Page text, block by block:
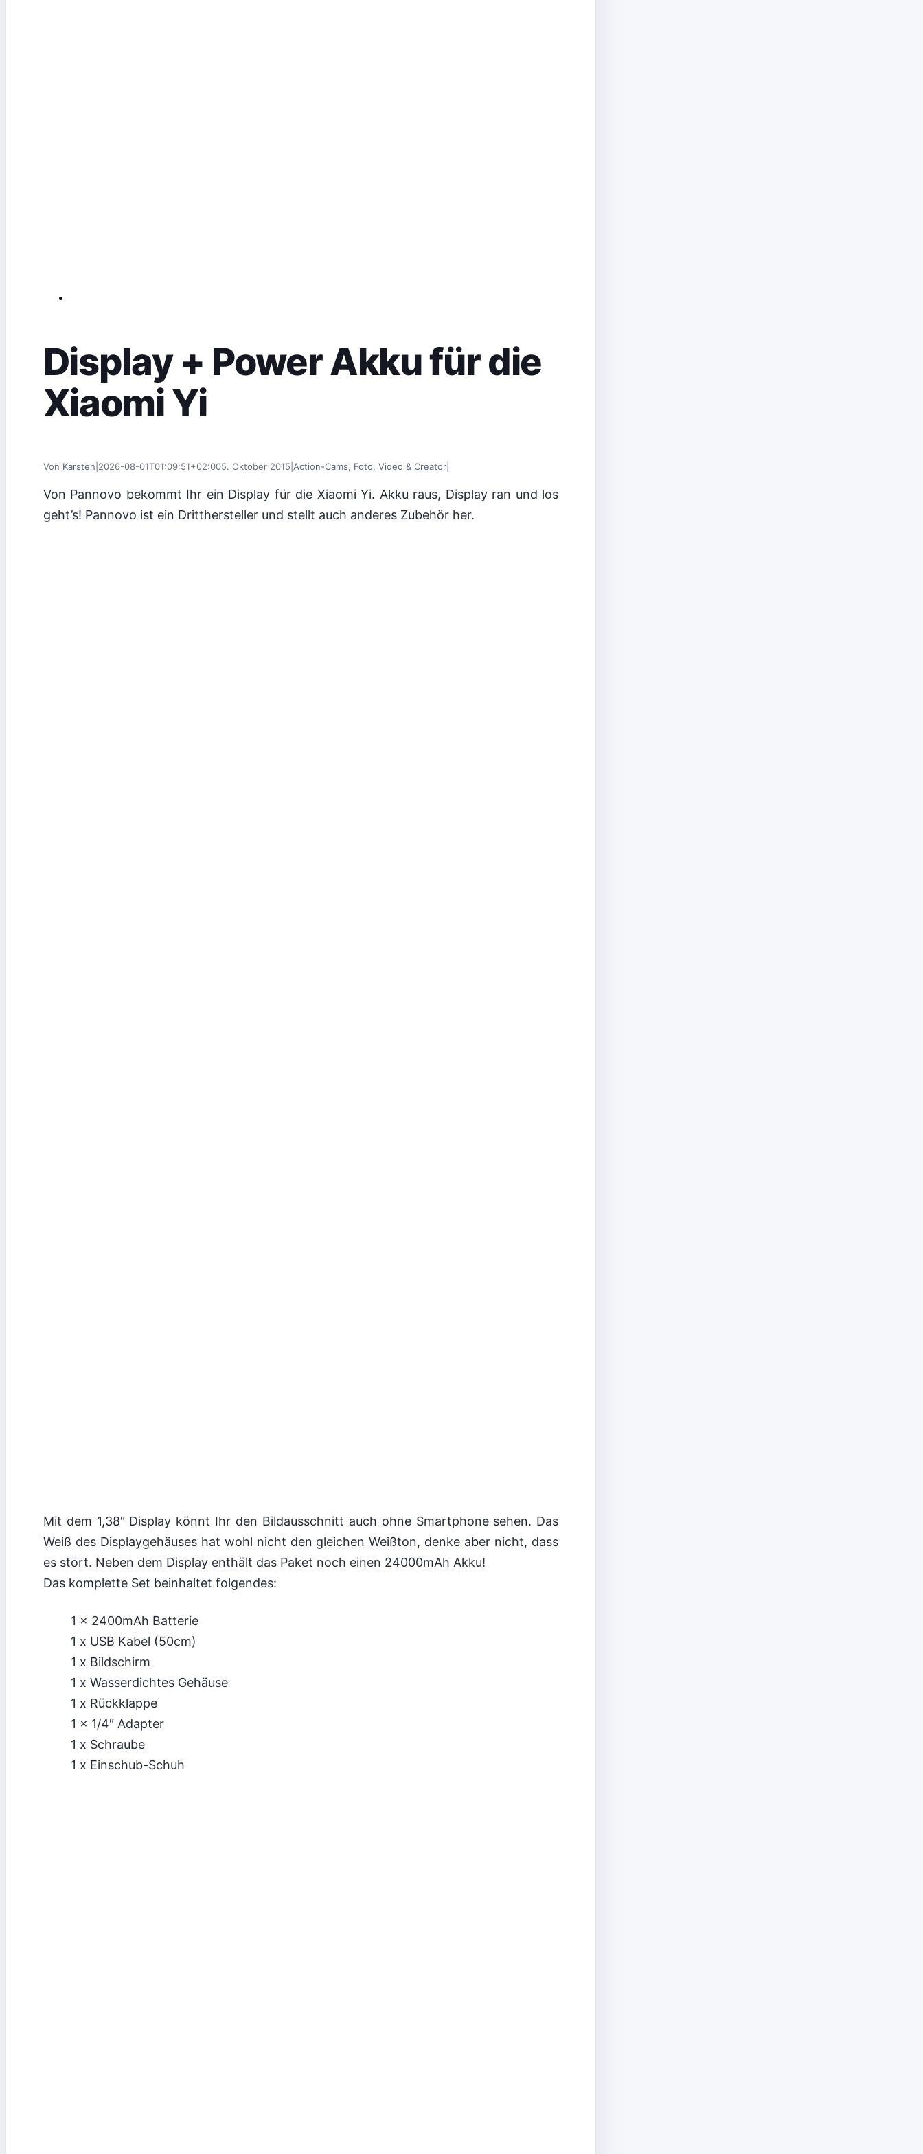
Display + Power Akku für die
Xiaomi Yi
Von Karsten 2026-08-01T01:09:51+02:005. Oktober 2015 Action-Cams, Foto, Video & Creator|
Von Pannovo bekommt Ihr ein Display für die Xiaomi Yi. Akku raus, Display ran und los
geht’s! Pannovo ist ein Dritthersteller und stellt auch anderes Zubehör her.
Mit dem 1,38″ Display könnt Ihr den Bildausschnitt auch ohne Smartphone sehen. Das
Weiß des Displaygehäuses hat wohl nicht den gleichen Weißton, denke aber nicht, dass
es stört. Neben dem Display enthält das Paket noch einen 24000mAh Akku!
Das komplette Set beinhaltet folgendes:
1 x 2400mAh Batterie
1 x USB Kabel (50cm)
1 x Bildschirm
1 x Wasserdichtes Gehäuse
1 x Rückklappe
1 x 1/4″ Adapter
1 x Schraube
1 x Einschub-Schuh